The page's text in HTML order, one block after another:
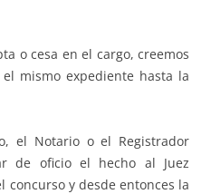
cesa en el cargo, creemos
mismo expediente hasta la
o el Registrador
de oficio el hecho al Juez
concurso y desde entonces la